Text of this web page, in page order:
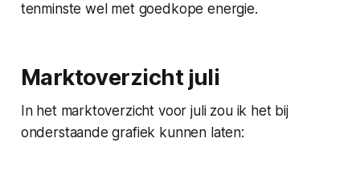
tenminste wel met goedkope energie.
Marktoverzicht juli
In het marktoverzicht voor juli zou ik het bij
onderstaande grafiek kunnen laten: